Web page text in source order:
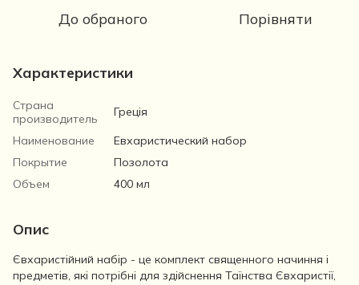
До обраного Порівняти
Характеристики
Страна
производитель
Греція
Наименование
Евхаристический набор
Покрытие
Позолота
Объем
400 мл
Опис
Євхаристійний набір - це комплект священного начиння і
предметів, які потрібні для здійснення Таїнства Євхаристії,